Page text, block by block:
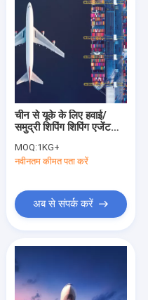
चीन से यूके के लिए हवाई/
समुद्री शिपिंग शिपिंग एजेंट
MOQ:1KG+
नवीनतम कीमत पता करें
अब से संपर्क करें